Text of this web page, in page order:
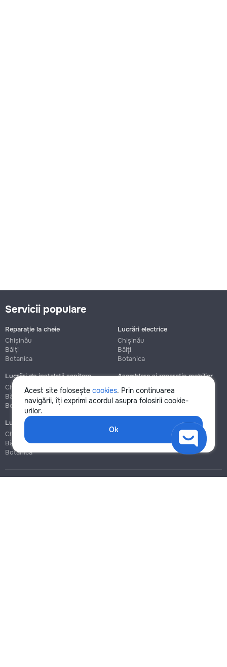
Acest site folosește cookies. Prin continuarea
navigării, îți exprimi acordul asupra folosirii cookie-
urilor.
Ok
Servicii populare
Reparație la cheie
Chișinău
Bălți
Botanica
Lucrări electrice
Chișinău
Bălți
Botanica
Lucrări de instalații sanitare
Chișinău
Bălți
Botanica
Asamblare și reparație mobilier
Chișinău
Botanica
Lucrări de construcție și instalare
Chișinău
Bălți
Botanica